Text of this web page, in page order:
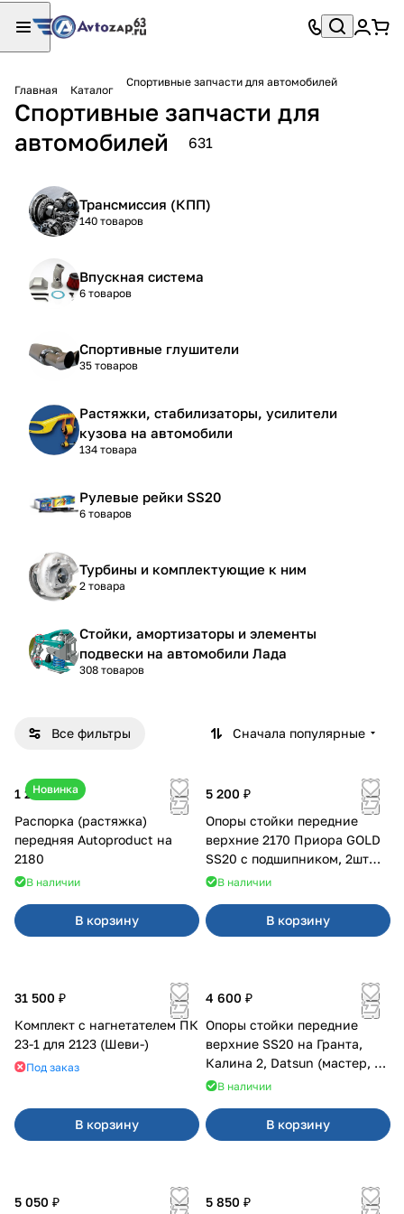
Главная Каталог
Спортивные запчасти для автомобилей
Спортивные запчасти для
автомобилей
631
Трансмиссия (КПП)
140 товаров
Впускная система
6 товаров
Спортивные глушители
35 товаров
Растяжки, стабилизаторы, усилители
кузова на автомобили
134 товара
Рулевые рейки SS20
6 товаров
Турбины и комплектующие к ним
2 товара
Стойки, амортизаторы и элементы
подвески на автомобили Лада
308 товаров
Все фильтры Сначала популярные
Новинка
1 250 ₽
Распорка (растяжка)
передняя Autoproduct на
2180
В наличии
В корзину
5 200 ₽
Опоры стойки передние
верхние 2170 Приора GOLD
SS20 с подшипником, 2шт
10116
В наличии
В корзину
31 500 ₽
Комплект с нагнетателем ПК
23-1 для 2123 (Шеви-)
Под заказ
В корзину
4 600 ₽
Опоры стойки передние
верхние SS20 на Гранта,
Калина 2, Datsun (мастер, с
ЭлУР, с подшипником) 2шт
В наличии
В корзину
5 050 ₽
5 850 ₽